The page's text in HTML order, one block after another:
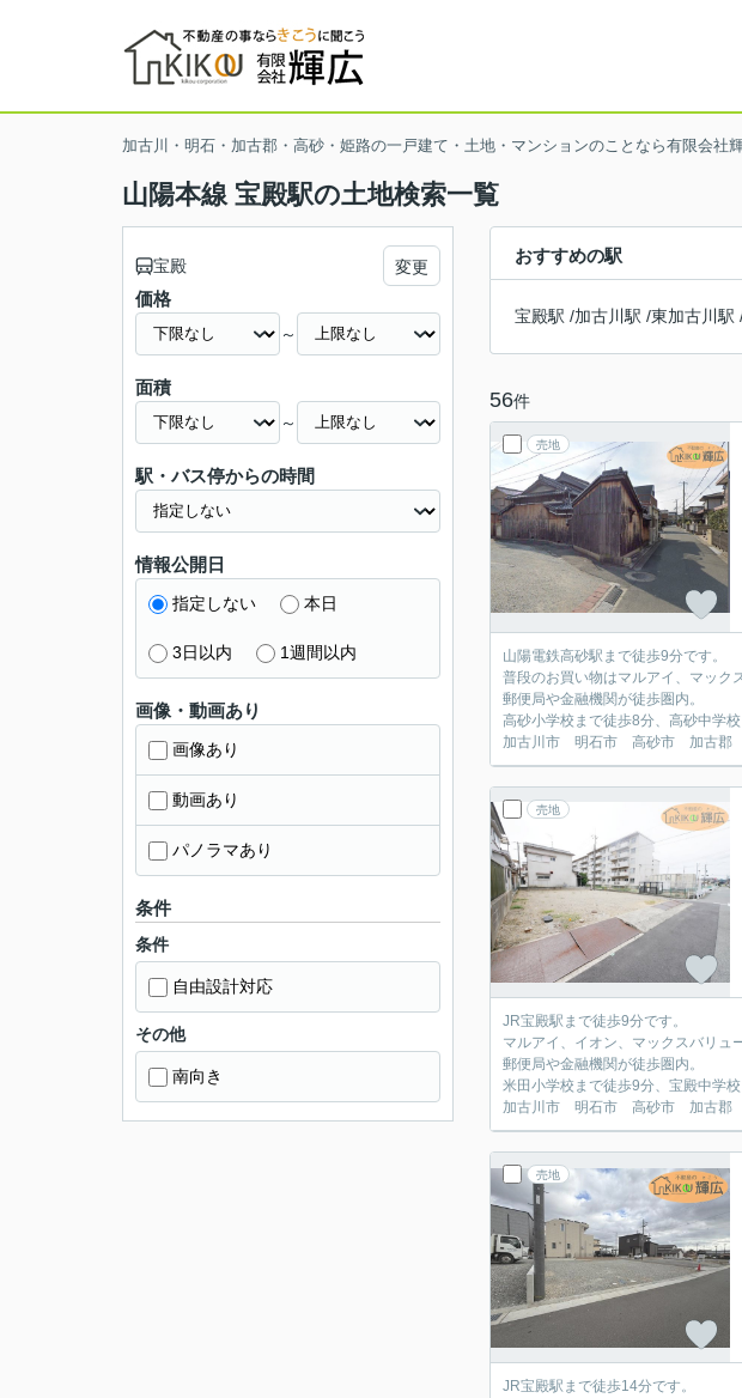
加古川・明石・加古郡・高砂・姫路の一戸建て・土地・マンションのことなら有限会社
山陽本線 宝殿駅の土地検索一覧
おすすめの駅
宝殿駅 /加古川駅 /東加古川駅
56件
売地
山陽電鉄高砂駅まで徒歩9分です。
普段のお買い物はマルアイ、マック
郵便局や金融機関が徒歩圏内。
高砂小学校まで徒歩8分、高砂中学校
加古川市 明石市 高砂市 加古郡
売地
JR宝殿駅まで徒歩9分です。
マルアイ、イオン、マックスバリュ
郵便局や金融機関が徒歩圏内。
米田小学校まで徒歩9分、宝殿中学校
加古川市 明石市 高砂市 加古郡
売地
JR宝殿駅まで徒歩14分です。
宝殿 変更
価格
～
面積
～
駅・バス停からの時間
情報公開日
指定しない 本日
3日以内 1週間以内
画像・動画あり
画像あり
動画あり
パノラマあり
条件
条件
自由設計対応
その他
南向き